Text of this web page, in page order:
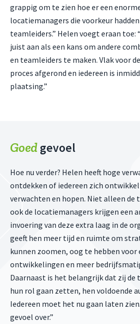
grappig om te zien hoe er een
locatiemanagers die voorkeur
teamleiders.” Helen voegt eraan toe:
juist aan als een kans om andere
en teamleiders te maken. Vlak voor
proces afgerond en iedereen is
plaatsing.”
Goed gevoel
Hoe nu verder? Helen heeft hoge
ontdekken of iedereen zich
verwachten en hopen. Niet alleen de
ook de locatiemanagers krijgen een
invoering van deze extra laag in de
geeft hen meer tijd en ruimte om
kunnen zoomen, oog te hebben voor
ontwikkelingen en meer
Daarnaast is het belangrijk dat zij de
hun rol gaan zetten, hen voldoende
Iedereen moet het nu gaan laten
gevoel over.”